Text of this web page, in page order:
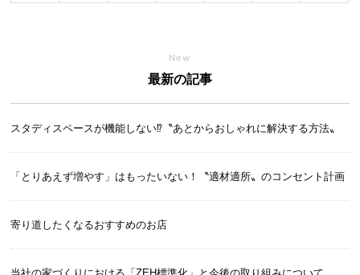
New
最新の記事
スタディスペースが機能しない⁉〝あとからおしゃれに解決する方法〟
「とりあえず増やす」はもったいない！〝適材適所〟のコンセント計画
寄り道したくなるおすすめのお店